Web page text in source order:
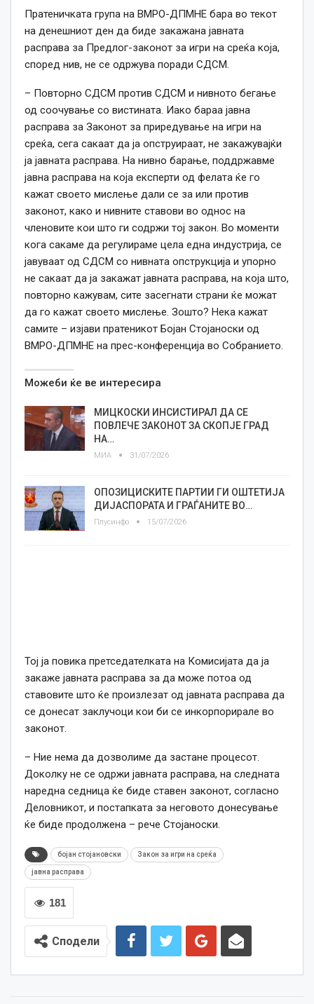
Пратеничката група на ВМРО-ДПМНЕ бара во текот
на денешниот ден да биде закажана јавната
расправа за Предлог-законот за игри на среќа која,
според нив, не се одржува поради СДСМ.
– Повторно СДСМ против СДСМ и нивното бегање
од соочување со вистината. Иако бараа јавна
расправа за Законот за приредување на игри на
среќа, сега сакаат да ја опструираат, не закажувајќи
ја јавната расправа. На нивно барање, поддржавме
јавна расправа на која експерти од фелата ќе го
кажат своето мислење дали се за или против
законот, како и нивните ставови во однос на
членовите кои што ги содржи тој закон. Во моменти
кога сакаме да регулираме цела една индустрија, се
јавуваат од СДСМ со нивната опструкција и упорно
не сакаат да ја закажат јавната расправа, на која што,
повторно кажувам, сите засегнати страни ќе можат
да го кажат своето мислење. Зошто? Нека кажат
самите – изјави пратеникот Бојан Стојаноски од
ВМРО-ДПМНЕ на прес-конференција во Собранието.
Можеби ќе ве интересира
МИЦКОСКИ ИНСИСТИРАЛ ДА СЕ
ПОВЛЕЧЕ ЗАКОНОТ ЗА СКОПЈЕ ГРАД
НА…
МИА 31/07/2026
ОПОЗИЦИСКИТЕ ПАРТИИ ГИ ОШТЕТИЈА
ДИЈАСПОРАТА И ГРАЃАНИТЕ ВО…
Плусинфо 15/07/2026
Тој ја повика претседателката на Комисијата да ја
закаже јавната расправа за да може потоа од
ставовите што ќе произлезат од јавната расправа да
се донесат заклучоци кои би се инкорпорирале во
законот.
– Ние нема да дозволиме да застане процесот.
Доколку не се одржи јавната расправа, на следната
наредна седница ќе биде ставен законот, согласно
Деловникот, и постапката за неговото донесување
ќе биде продолжена – рече Стојаноски.
бојан стојановски Закон за игри на среќа
јавна расправа
181
Сподели